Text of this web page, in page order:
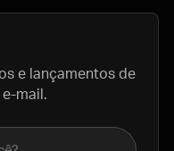
e lançamentos de
mail.